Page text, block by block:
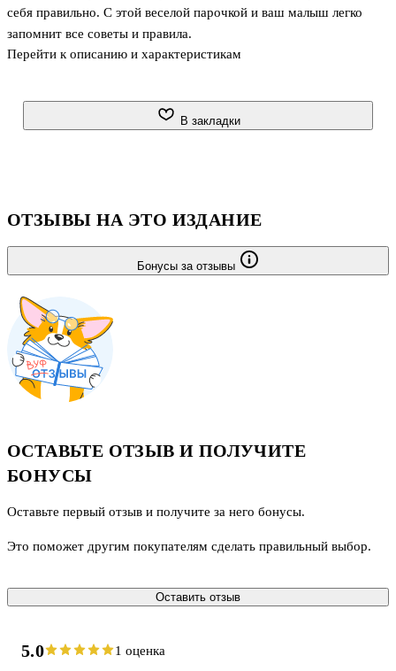
себя правильно. С этой веселой парочкой и ваш малыш легко
запомнит все советы и правила.
Для дошкольного возраста
Перейти к описанию и характеристикам
В закладки
ОТЗЫВЫ НА ЭТО ИЗДАНИЕ
Бонусы за отзывы
ОСТАВЬТЕ ОТЗЫВ И ПОЛУЧИТЕ
БОНУСЫ
Оставьте первый отзыв и получите за него бонусы.
Это поможет другим покупателям сделать правильный выбор.
Оставить отзыв
5.0 1 оценка